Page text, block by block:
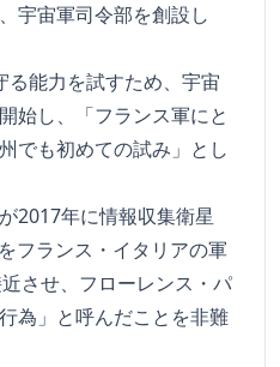
宇宙軍司令部を創設し
る能力を試すため、宇宙
始し、「フランス軍にと
でも初めての試み」とし
2017年に情報収集衛星
フランス・イタリアの軍
させ、フローレンス・パ
為」と呼んだことを非難